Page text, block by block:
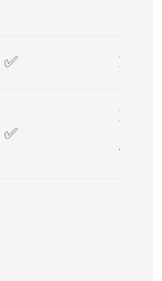
✅ Beide
✅